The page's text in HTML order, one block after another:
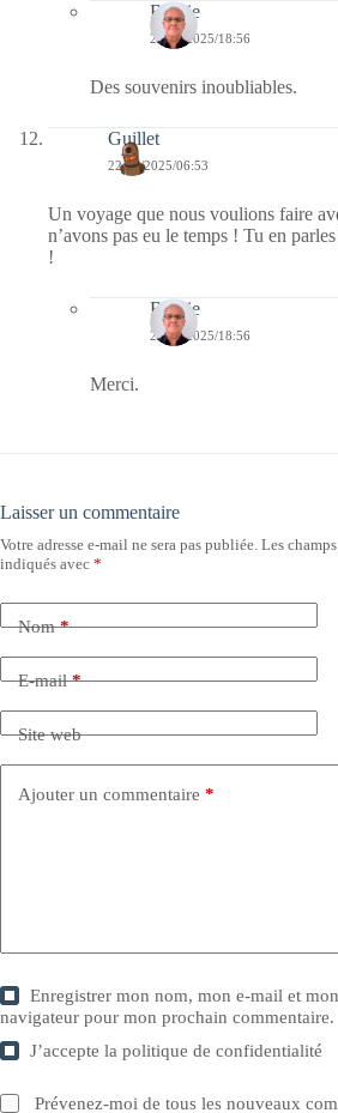
Bernie
22/09/2025/18:56
Des souvenirs inoubliables.
Guillet
22/09/2025/06:53
Un voyage que nous voulions faire
n’avons pas eu le temps ! Tu en
!
Bernie
22/09/2025/18:56
Merci.
Laisser un commentaire
Votre adresse e-mail ne sera pas publiée. Les
indiqués avec *
Nom*
E-mail*
Site web
Ajouter un commentaire *
Enregistrer mon nom, mon e-mail et
navigateur pour mon prochain commentaire.
J’accepte lapolitique de confidentialité
Prévenez-moi de tous les nouveaux